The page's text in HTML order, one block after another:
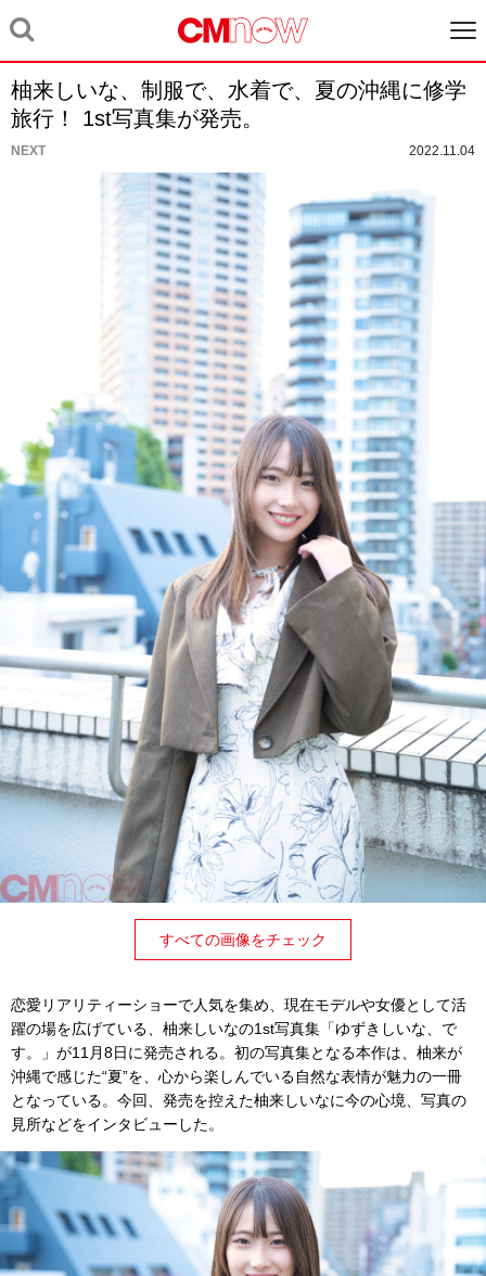
柚来しいな、制服で、水着で、夏の沖縄に修学
旅行！ 1st写真集が発売。
NEXT 2022.11.04
すべての画像をチェック
恋愛リアリティーショーで人気を集め、現在モデルや女優として活
躍の場を広げている、柚来しいなの1st写真集「ゆずきしいな、で
す。」が11月8日に発売される。初の写真集となる本作は、柚来が
沖縄で感じた“夏”を、心から楽しんでいる自然な表情が魅力の一冊
となっている。今回、発売を控えた柚来しいなに今の心境、写真の
見所などをインタビューした。